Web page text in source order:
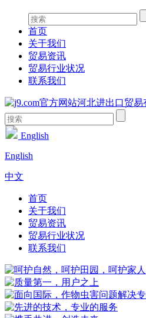
首页
关于我们
贸易资讯
贸易行业状况
联系我们
English
English
中文
首页
关于我们
贸易资讯
贸易行业状况
联系我们